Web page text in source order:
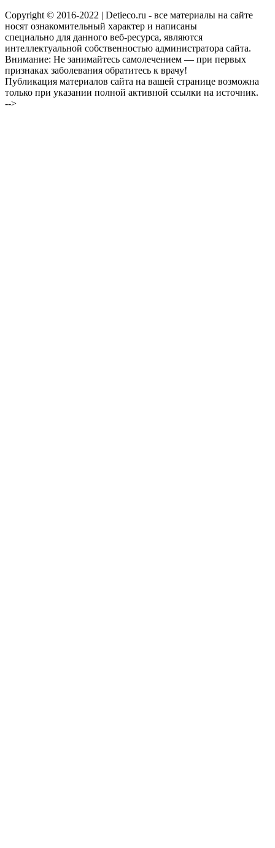
Copyright © 2016-2022 | Detieco.ru - все материалы на сайте
носят ознакомительный характер и написаны
специально для данного веб-ресурса, являются
интеллектуальной собственностью администратора сайта.
Внимание: Не занимайтесь самолечением — при первых
признаках заболевания обратитесь к врачу!
Публикация материалов сайта на вашей странице возможна
только при указании полной активной ссылки на источник.
-->